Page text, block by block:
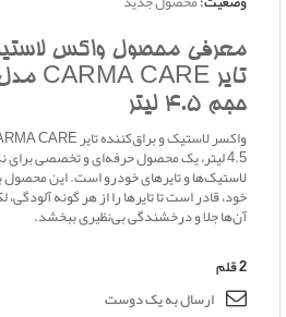
معرفی محصول واکس
حجم 4.5 لیتر
4.5 لیتر، یک محصول حرفه‌ای و تخصصی برای
لاستیک‌ها و تایرهای خودرو است. این محصول
خود، قادر است تا تایرها را از هر گونه
آن‌ها جلا و درخشندگی بی‌نظیری ببخشد.
2قلم
ارسال به یک دوست